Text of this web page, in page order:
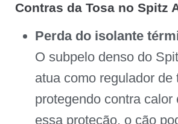
Contras da Tosa no Spitz
Perda do isolante
O subpelo denso do
atua como regulador de
protegendo contra calor
essa proteção, o cão